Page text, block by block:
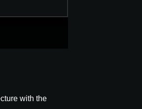
with the